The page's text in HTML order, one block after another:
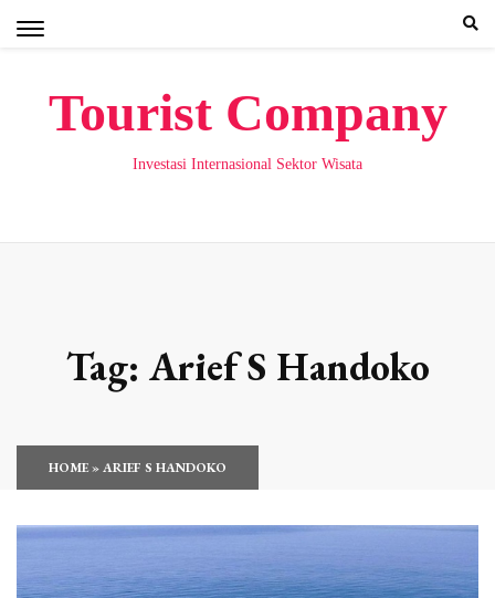
Tourist Company
Investasi Internasional Sektor Wisata
Tag: Arief S Handoko
HOME»ARIEF S HANDOKO